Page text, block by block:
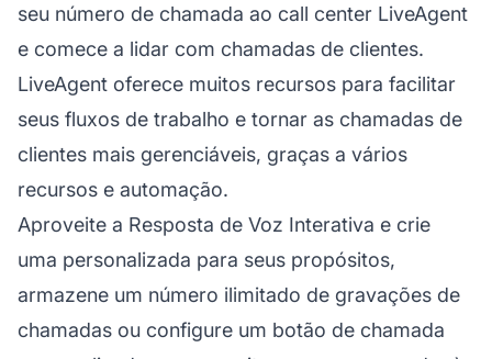
seu número de chamada ao call center LiveAgent
e comece a lidar com chamadas de clientes.
LiveAgent oferece muitos recursos para facilitar
seus fluxos de trabalho e tornar as chamadas de
clientes mais gerenciáveis, graças a vários
recursos e automação.
Aproveite a Resposta de Voz Interativa e crie
uma personalizada para seus propósitos,
armazene um número ilimitado de gravações de
chamadas ou configure um botão de chamada